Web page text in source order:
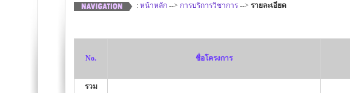
: หน้าหลัก --> การบริการวิชาการ --> รายละเอียด
No. ชื่อโครงการ
รวม